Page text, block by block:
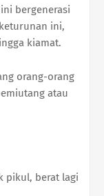
bergenerasi
ini,
kiamat.
orang-orang
atau
pikul, berat lagi